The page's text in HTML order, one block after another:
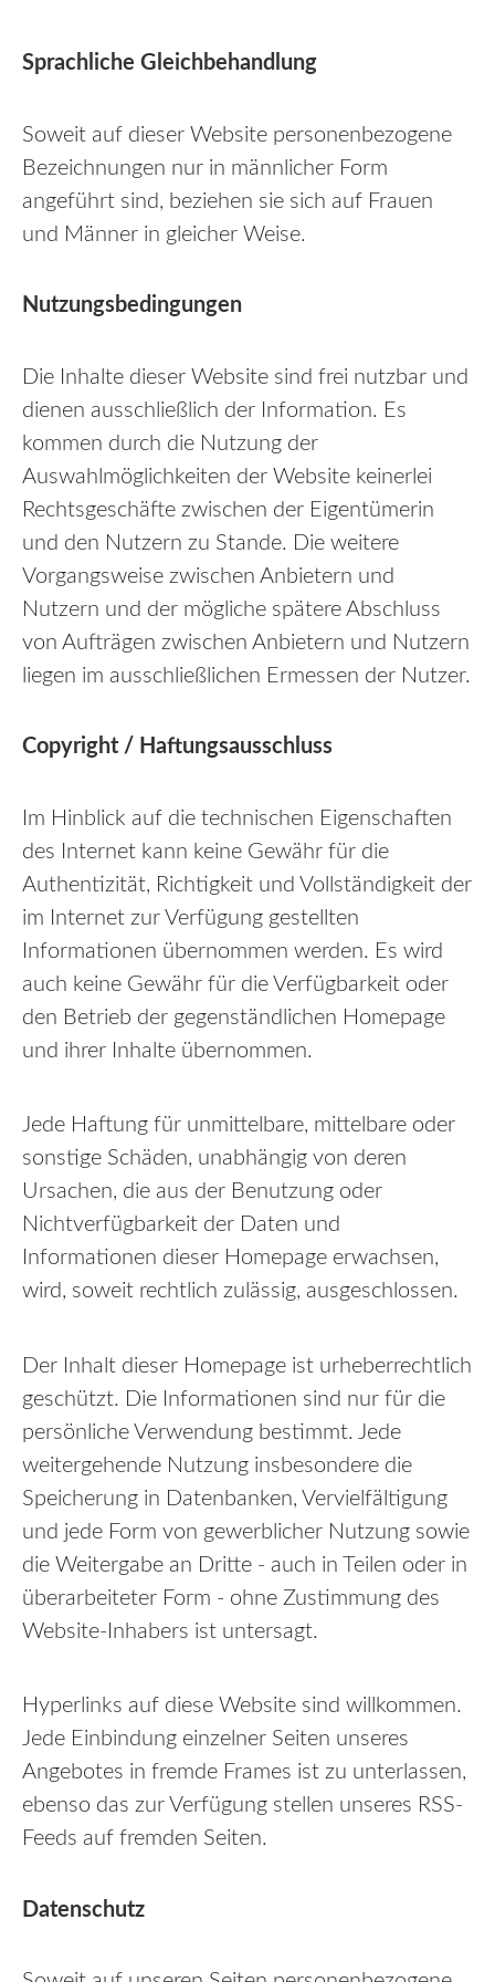
Sprachliche Gleichbehandlung
Soweit auf dieser Website personenbezogene
Bezeichnungen nur in männlicher Form
angeführt sind, beziehen sie sich auf Frauen
und Männer in gleicher Weise.
Nutzungsbedingungen
Die Inhalte dieser Website sind frei nutzbar und
dienen ausschließlich der Information. Es
kommen durch die Nutzung der
Auswahlmöglichkeiten der Website keinerlei
Rechtsgeschäfte zwischen der Eigentümerin
und den Nutzern zu Stande. Die weitere
Vorgangsweise zwischen Anbietern und
Nutzern und der mögliche spätere Abschluss
von Aufträgen zwischen Anbietern und Nutzern
liegen im ausschließlichen Ermessen der Nutzer.
Copyright / Haftungsausschluss
Im Hinblick auf die technischen Eigenschaften
des Internet kann keine Gewähr für die
Authentizität, Richtigkeit und Vollständigkeit der
im Internet zur Verfügung gestellten
Informationen übernommen werden. Es wird
auch keine Gewähr für die Verfügbarkeit oder
den Betrieb der gegenständlichen Homepage
und ihrer Inhalte übernommen.
Jede Haftung für unmittelbare, mittelbare oder
sonstige Schäden, unabhängig von deren
Ursachen, die aus der Benutzung oder
Nichtverfügbarkeit der Daten und
Informationen dieser Homepage erwachsen,
wird, soweit rechtlich zulässig, ausgeschlossen.
Der Inhalt dieser Homepage ist urheberrechtlich
geschützt. Die Informationen sind nur für die
persönliche Verwendung bestimmt. Jede
weitergehende Nutzung insbesondere die
Speicherung in Datenbanken, Vervielfältigung
und jede Form von gewerblicher Nutzung sowie
die Weitergabe an Dritte - auch in Teilen oder in
überarbeiteter Form - ohne Zustimmung des
Website-Inhabers ist untersagt.
Hyperlinks auf diese Website sind willkommen.
Jede Einbindung einzelner Seiten unseres
Angebotes in fremde Frames ist zu unterlassen,
ebenso das zur Verfügung stellen unseres RSS-
Feeds auf fremden Seiten.
Datenschutz